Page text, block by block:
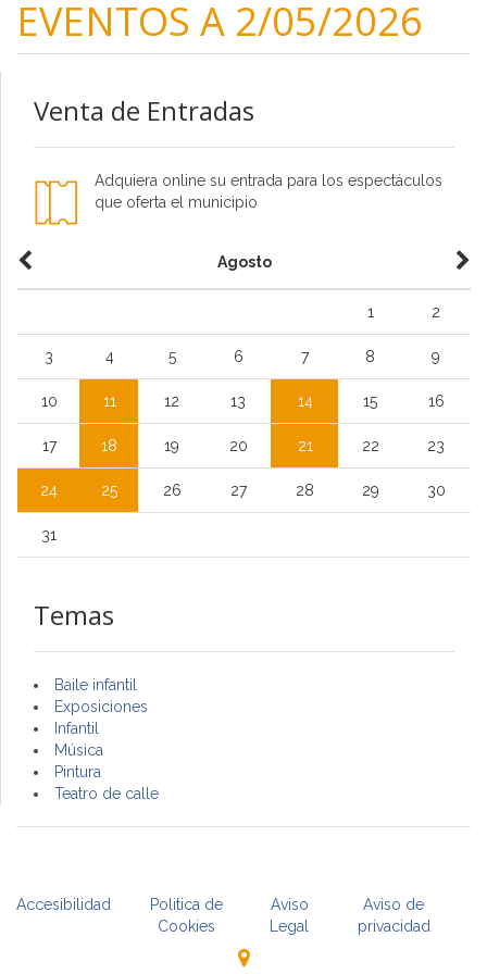
EVENTOS A 2/05/2026
Venta de Entradas
Adquiera online su entrada para los espectáculos
que oferta el municipio
Agosto
1 2
3 4 5 6 7 8 9
10 11 12 13 14 15 16
17 18 19 20 21 22 23
24 25 26 27 28 29 30
31
Temas
Baile infantil
Exposiciones
Infantil
Música
Pintura
Teatro de calle
Accesibilidad
Politica de
Cookies
Aviso
Legal
Aviso de
privacidad